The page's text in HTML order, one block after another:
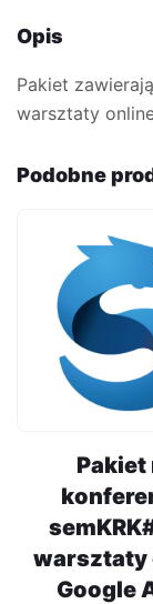
warsztaty
online
Google
Analytics
Opis
Pakiet
warsztaty
Podobne
Pakiet
warsztaty
Google